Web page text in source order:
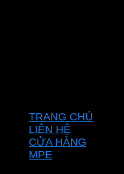
TRANG CHỦ
LIÊN HỆ
CỬA HÀNG
MPE